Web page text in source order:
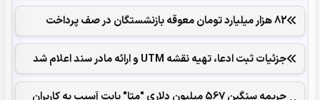
82 هزار میلیارد تومان معوقه بازنشستگان در صف پرداخت
جزئیات ثبت ادعا، تهیه نقشه UTM و ارائه مادر سند اعلام شد
جریمه سنگین 567 میلیون دلاری "متا" بابت آسیب به کاربران